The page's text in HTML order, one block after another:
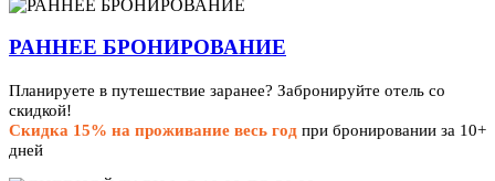
РАННЕЕ БРОНИРОВАНИЕ
Планируете в путешествие заранее? Забронируйте отель со
скидкой!
Скидка 15% на проживание весь год при бронировании за 10+
дней